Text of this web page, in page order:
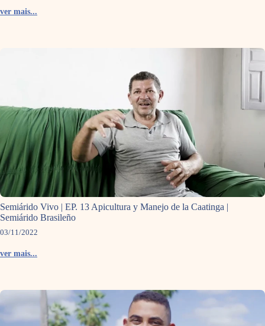
ver mais...
Semiárido Vivo | EP. 13 Apicultura y Manejo de la Caatinga |
Semiárido Brasileño
03/11/2022
ver mais...